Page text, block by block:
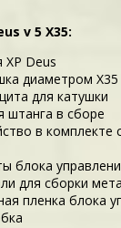
v 5 X35:
XP Deus
диаметром
для катушки
штанга в сборе
в комплекте
блока
для сборки
пленка блока